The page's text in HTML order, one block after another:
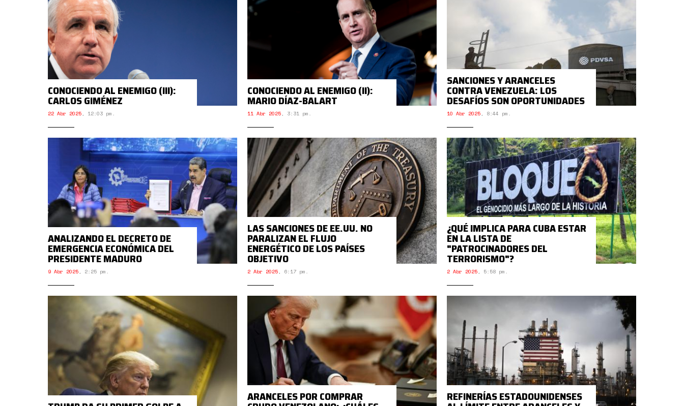
CONOCIENDO AL ENEMIGO (III):
CARLOS GIMÉNEZ
22 Abr 2025, 12:03 pm.
CONOCIENDO AL ENEMIGO (II):
MARIO DÍAZ-BALART
11 Abr 2025, 3:31 pm.
SANCIONES Y ARANCELES
CONTRA VENEZUELA: LOS
DESAFÍOS SON OPORTUNIDADES
10 Abr 2025, 8:44 pm.
ANALIZANDO EL DECRETO DE
EMERGENCIA ECONÓMICA DEL
PRESIDENTE MADURO
9 Abr 2025, 2:25 pm.
LAS SANCIONES DE EE.UU. NO
PARALIZAN EL FLUJO
ENERGÉTICO DE LOS PAÍSES
OBJETIVO
2 Abr 2025, 6:17 pm.
¿QUÉ IMPLICA PARA CUBA ESTAR
EN LA LISTA DE
"PATROCINADORES DEL
TERRORISMO"?
2 Abr 2025, 5:58 pm.
ARANCELES POR COMPRAR REFINERÍAS ESTADOUNIDENSES